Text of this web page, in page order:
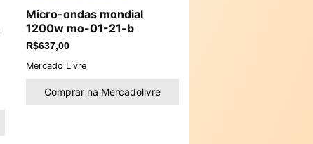
Micro-ondas mondial
1200w mo-01-21-b
R$637,00
Mercado Livre
Comprar na Mercadolivre